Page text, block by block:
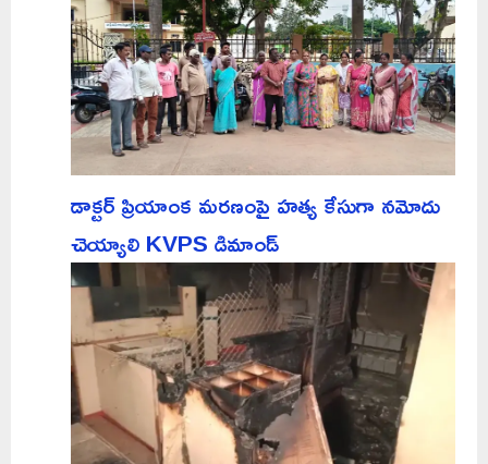
డాక్టర్ ప్రియాంక మరణంపై హత్య కేసుగా నమోదు
చెయ్యాలి KVPS డిమాండ్